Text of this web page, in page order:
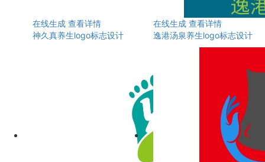
在线生成 查看详情
神久真养生logo标志设计
在线生成 查看详情
逸港汤泉养生logo标志设计